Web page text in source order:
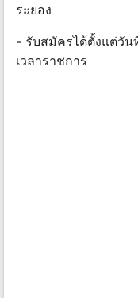
ระยอง
- รับสมัครได้ตั้งแต่วั
เวลาราชการ